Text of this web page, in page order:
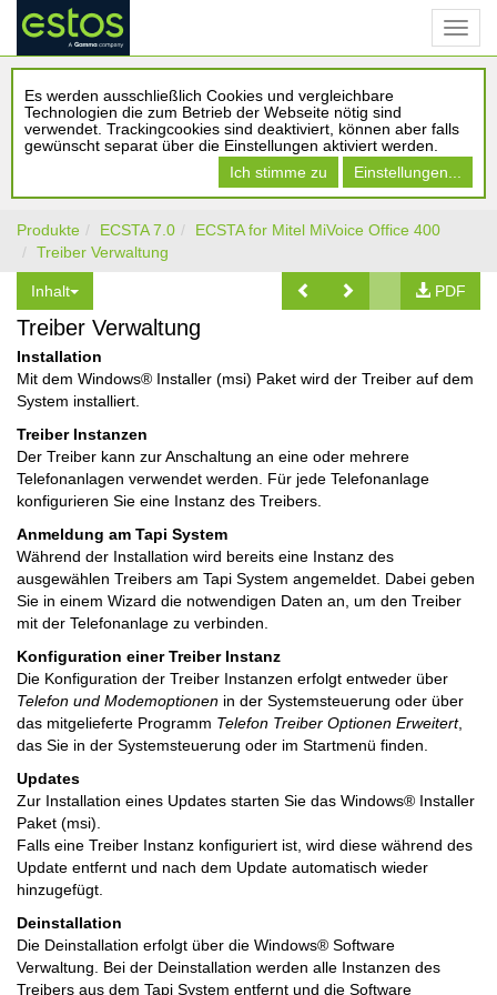
Es werden ausschließlich Cookies und vergleichbare
Technologien die zum Betrieb der Webseite nötig sind
verwendet. Trackingcookies sind deaktiviert, können aber falls
gewünscht separat über die Einstellungen aktiviert werden.
Ich stimme zu
Einstellungen...
Produkte ECSTA 7.0
ECSTA for Mitel MiVoice Office 400
Treiber Verwaltung
Inhalt PDF
Treiber Verwaltung
Installation
Mit dem Windows® Installer (msi) Paket wird der Treiber auf dem
System installiert.
Treiber Instanzen
Der Treiber kann zur Anschaltung an eine oder mehrere
Telefonanlagen verwendet werden. Für jede Telefonanlage
konfigurieren Sie eine Instanz des Treibers.
Anmeldung am Tapi System
Während der Installation wird bereits eine Instanz des
ausgewählen Treibers am Tapi System angemeldet. Dabei geben
Sie in einem Wizard die notwendigen Daten an, um den Treiber
mit der Telefonanlage zu verbinden.
Konfiguration einer Treiber Instanz
Die Konfiguration der Treiber Instanzen erfolgt entweder über
Telefon und Modemoptionen in der Systemsteuerung oder über
das mitgelieferte Programm Telefon Treiber Optionen Erweitert,
das Sie in der Systemsteuerung oder im Startmenü finden.
Updates
Zur Installation eines Updates starten Sie das Windows® Installer
Paket (msi).
Falls eine Treiber Instanz konfiguriert ist, wird diese während des
Update entfernt und nach dem Update automatisch wieder
hinzugefügt.
Deinstallation
Die Deinstallation erfolgt über die Windows® Software
Verwaltung. Bei der Deinstallation werden alle Instanzen des
Treibers aus dem Tapi System entfernt und die Software